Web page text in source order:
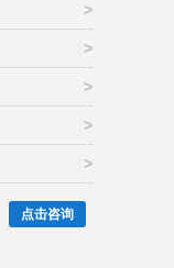
>
>
>
>
>
点击咨询